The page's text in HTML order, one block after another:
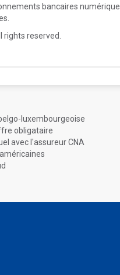
bancaires
reserved.
luxembourgeoise
obligataire
avec l'assureur CNA